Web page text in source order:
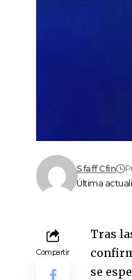
Última
Sfaff Cfin
Compartir
Tras
se